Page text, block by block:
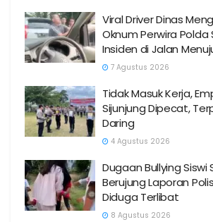
Viral Driver Dinas
Oknum Perwira Polda
Insiden di Jalan
7 Agustus 2026
Tidak Masuk Kerja,
Sijunjung Dipecat,
Daring
4 Agustus 2026
Dugaan Bullying Siswi
Berujung Laporan
Diduga Terlibat
8 Agustus 2026